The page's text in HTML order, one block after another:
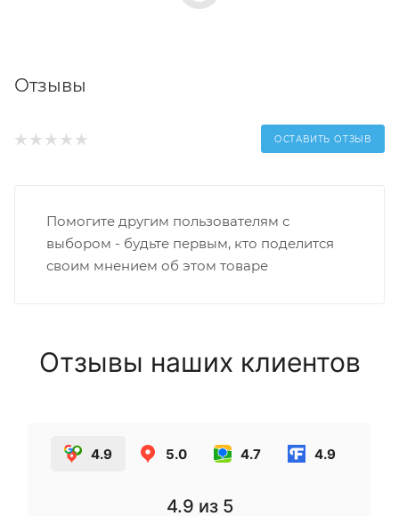
Отзывы
ОСТАВИТЬ ОТЗЫВ
Помогите другим пользователям с
выбором - будьте первым, кто поделится
своим мнением об этом товаре
Отзывы наших клиентов
4.9 5.0 4.7 4.9
4.9 из 5